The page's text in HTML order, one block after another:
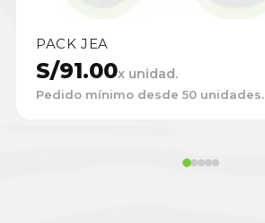
PACK JEA
S/91.00x unidad.
Pedido mínimo desde 50 unidades.